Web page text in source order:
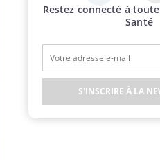
Facebook
Restez connecté à
Santé
S'INSCRIRE À LA